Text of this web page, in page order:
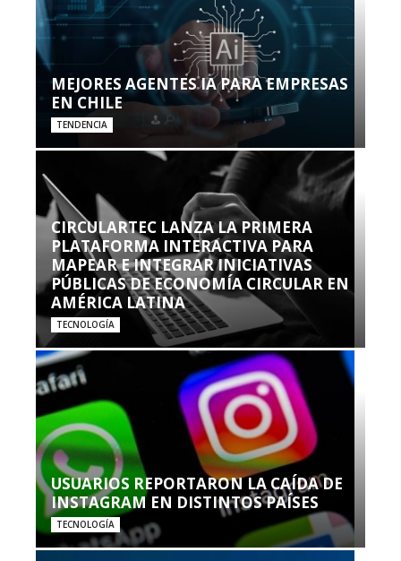
MEJORES AGENTES IA PARA EMPRESAS
EN CHILE
TENDENCIA
CIRCULARTEC LANZA LA PRIMERA
PLATAFORMA INTERACTIVA PARA
MAPEAR E INTEGRAR INICIATIVAS
PÚBLICAS DE ECONOMÍA CIRCULAR EN
AMÉRICA LATINA
TECNOLOGÍA
USUARIOS REPORTARON LA CAÍDA DE
INSTAGRAM EN DISTINTOS PAÍSES
TECNOLOGÍA